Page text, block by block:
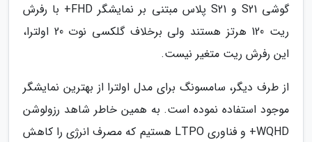
گوشی S21 و S21 پلاس مبتنی بر نمایشگر FHD+ با رفرش
ریت 120 هرتز هستند ولی برخلاف گلکسی نوت 20 اولترا،
این رفرش ریت متغیر نیست.
از طرف دیگر، سامسونگ برای مدل اولترا از بهترین نمایشگر
موجود استفاده نموده است. به همین خاطر شاهد رزولوشن
WQHD+ و فناوری LTPO هستیم که مصرف انرژی را کاهش